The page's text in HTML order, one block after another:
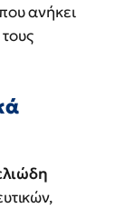
ανήκει